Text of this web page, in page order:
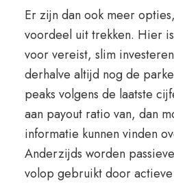
Er zijn dan ook meer
voordeel uit trekken. Hier
voor vereist, slim
derhalve altijd nog de
peaks volgens de laatste
aan payout ratio van, dan
informatie kunnen vinden
Anderzijds worden
volop gebruikt door